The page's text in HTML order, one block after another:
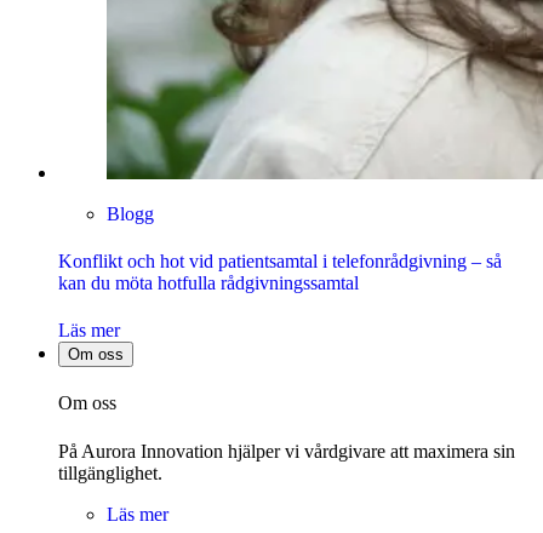
Blogg
Konflikt och hot vid patientsamtal i telefonrådgivning – så
kan du möta hotfulla rådgivningssamtal
Läs mer
Om oss
Om oss
På Aurora Innovation hjälper vi vårdgivare att maximera sin
tillgänglighet.
Läs mer